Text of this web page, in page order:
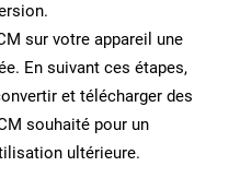
sur votre appareil une
En suivant ces étapes,
et télécharger des
souhaité pour un
ultérieure.